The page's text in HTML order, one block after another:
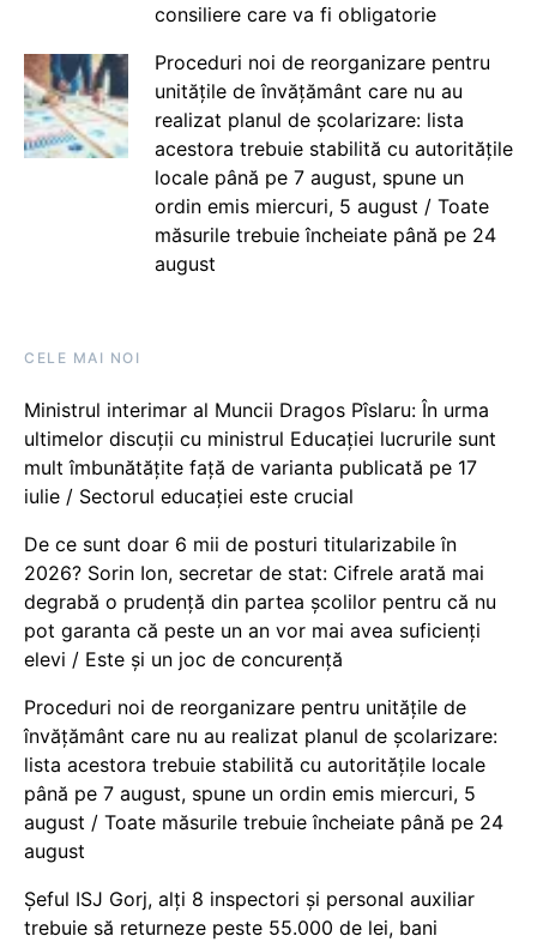
consiliere care va fi obligatorie
Proceduri noi de reorganizare pentru
unitățile de învățământ care nu au
realizat planul de școlarizare: lista
acestora trebuie stabilită cu autoritățile
locale până pe 7 august, spune un
ordin emis miercuri, 5 august / Toate
măsurile trebuie încheiate până pe 24
august
CELE MAI NOI
Ministrul interimar al Muncii Dragos Pîslaru: În urma
ultimelor discuții cu ministrul Educației lucrurile sunt
mult îmbunătățite față de varianta publicată pe 17
iulie / Sectorul educației este crucial
De ce sunt doar 6 mii de posturi titularizabile în
2026? Sorin Ion, secretar de stat: Cifrele arată mai
degrabă o prudență din partea școlilor pentru că nu
pot garanta că peste un an vor mai avea suficienți
elevi / Este și un joc de concurență
Proceduri noi de reorganizare pentru unitățile de
învățământ care nu au realizat planul de școlarizare:
lista acestora trebuie stabilită cu autoritățile locale
până pe 7 august, spune un ordin emis miercuri, 5
august / Toate măsurile trebuie încheiate până pe 24
august
Șeful ISJ Gorj, alți 8 inspectori și personal auxiliar
trebuie să returneze peste 55.000 de lei, bani